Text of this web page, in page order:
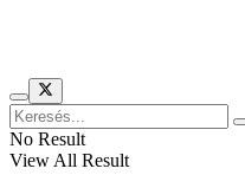
No Result
View All Result